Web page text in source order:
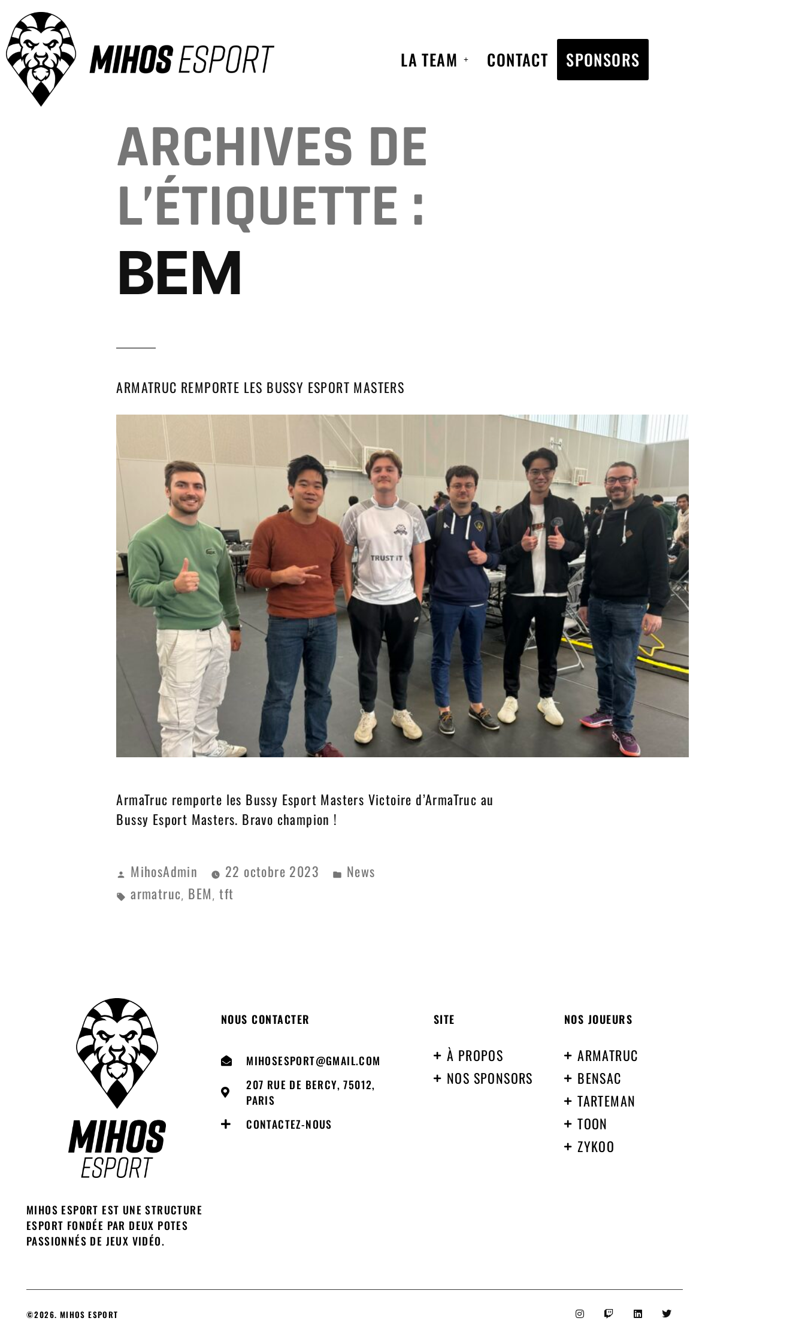
LA TEAM CONTACT SPONSORS
ARCHIVES DE
L’ÉTIQUETTE :
BEM
ARMATRUC REMPORTE LES BUSSY ESPORT MASTERS
ArmaTruc remporte les Bussy Esport Masters Victoire d’ArmaTruc au
Bussy Esport Masters. Bravo champion !
MihosAdmin 22 octobre 2023
News
armatruc, BEM ,tft
MIHOS ESPORT EST UNE STRUCTURE
ESPORT FONDÉE PAR DEUX POTES
PASSIONNÉS DE JEUX VIDÉO.
NOUS CONTACTER
MIHOSESPORT@GMAIL.COM
207 RUE DE BERCY, 75012,
PARIS
CONTACTEZ-NOUS
SITE
À PROPOS
NOS SPONSORS
NOS JOUEURS
ARMATRUC
BENSAC
TARTEMAN
TOON
ZYKOO
©2026. MIHOS ESPORT